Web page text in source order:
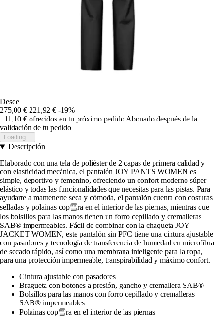
Desde
275,00 € 221,92 € -19%
+11,10 € ofrecidos en tu próximo pedidoAbonado después de la
validación de tu pedido
Loading...
Descripción
Elaborado con una tela de poliéster de 2 capas de primera calidad y
con elasticidad mecánica, el pantalón JOY PANTS WOMEN es
simple, deportivo y femenino, ofreciendo un confort moderno súper
elástico y todas las funcionalidades que necesitas para las pistas. Para
ayudarte a mantenerte seca y cómoda, el pantalón cuenta con costuras
selladas y polainas cop雪ra en el interior de las piernas, mientras que
los bolsillos para las manos tienen un forro cepillado y cremalleras
SAB® impermeables. Fácil de combinar con la chaqueta JOY
JACKET WOMEN, este pantalón sin PFC tiene una cintura ajustable
con pasadores y tecnología de transferencia de humedad en microfibra
de secado rápido, así como una membrana inteligente para la ropa,
para una protección impermeable, transpirabilidad y máximo confort.
Cintura ajustable con pasadores
Bragueta con botones a presión, gancho y cremallera SAB®
Bolsillos para las manos con forro cepillado y cremalleras
SAB® impermeables
Polainas cop雪ra en el interior de las piernas